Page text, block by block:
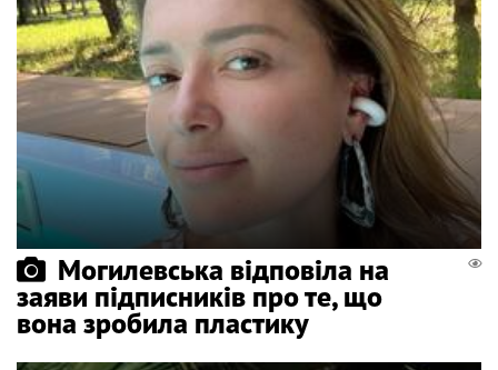
Могилевська відповіла на
заяви підписників про те, що
вона зробила пластику